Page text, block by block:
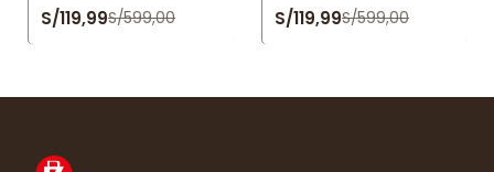
S/119,99S/599,00 S/119,99S/599,00